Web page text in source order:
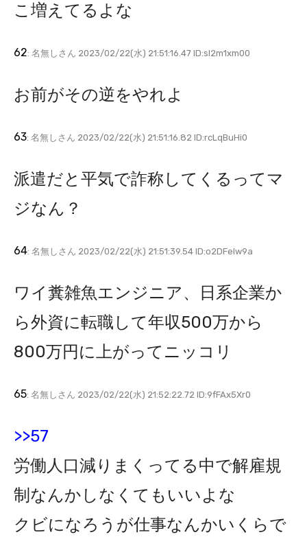
こ増えてるよな
62: 名無しさん 2023/02/22(水) 21:51:16.47 ID:sI2m1xm00
お前がその逆をやれよ
63: 名無しさん 2023/02/22(水) 21:51:16.82 ID:rcLqBuHi0
派遣だと平気で詐称してくるってマ
ジなん？
64: 名無しさん 2023/02/22(水) 21:51:39.54 ID:o2DFelw9a
ワイ糞雑魚エンジニア、日系企業か
ら外資に転職して年収500万から
800万円に上がってニッコリ
65: 名無しさん 2023/02/22(水) 21:52:22.72 ID:9fFAx5Xr0
>>57
労働人口減りまくってる中で解雇規
制なんかしなくてもいいよな
クビになろうが仕事なんかいくらで